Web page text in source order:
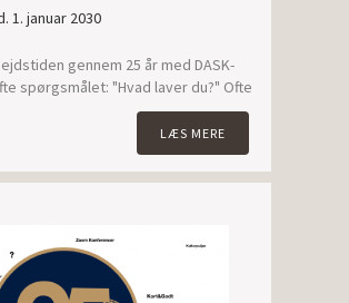
1. januar 2030
gennem 25 år med DASK-
spørgsmålet: "Hvad laver du?" Ofte
LÆS MERE